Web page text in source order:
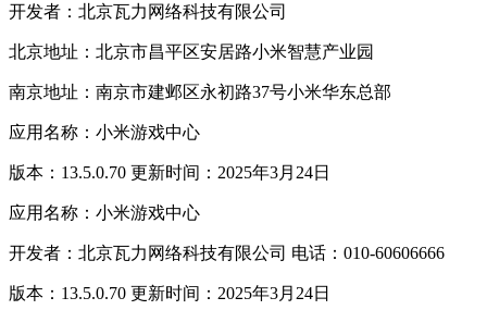
开发者：北京瓦力网络科技有限公司
北京地址：北京市昌平区安居路小米智慧产业园
南京地址：南京市建邺区永初路37号小米华东总部
应用名称：小米游戏中心
版本：13.5.0.70 更新时间：2025年3月24日
应用名称：小米游戏中心
开发者：北京瓦力网络科技有限公司 电话：010-60606666
版本：13.5.0.70 更新时间：2025年3月24日